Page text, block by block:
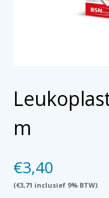
m
€3,40
(€3,71 inclusief 9% BTW)